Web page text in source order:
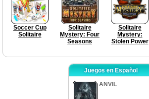
Soccer Cup
Solitaire
Solitaire
Mystery: Four
Seasons
Solitaire
Mystery:
Stolen Power
Juegos en Español
ANVIL